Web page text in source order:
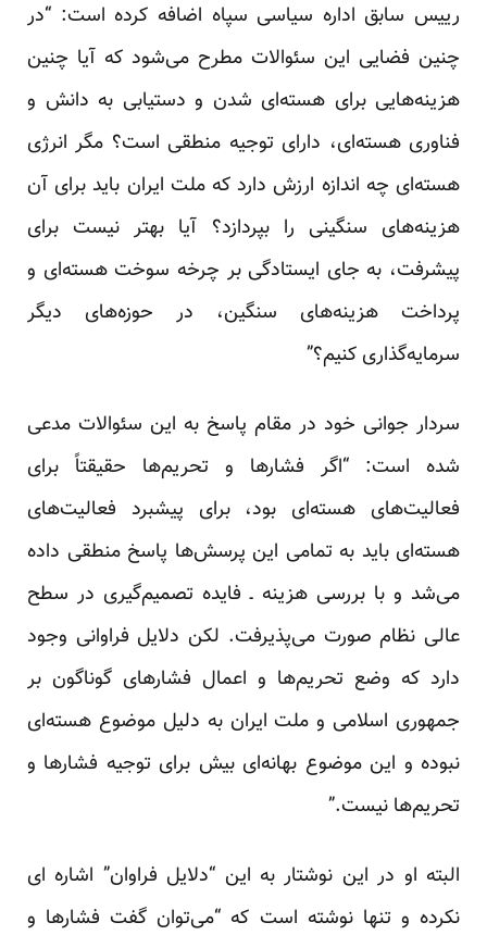
رییس سابق اداره سیاسی سپاه اضافه کرده است: “در
چنین فضایی این سئوالات مطرح می‌شود که آیا چنین
هزینه‌هایی برای هسته‌ای شدن و دستیابی به دانش و
فناوری هسته‌ای، دارای توجیه منطقی است؟ مگر انرژی
هسته‌ای چه اندازه ارزش دارد که ملت ایران باید برای آن
هزینه‌های سنگینی را بپردازد؟ آیا بهتر نیست برای
پیشرفت، به جای ایستادگی بر چرخه سوخت هسته‌ای و
پرداخت هزینه‌های سنگین، در حوزه‌های دیگر
سرمایه‌گذاری کنیم؟”
سردار جوانی خود در مقام پاسخ به این سئوالات مدعی
شده است: “اگر فشارها و تحریم‌ها حقیقتاً برای
فعالیت‌های هسته‌ای بود، برای پیشبرد فعالیت‌های
هسته‌ای باید به تمامی این پرسش‌ها پاسخ منطقی داده
می‌شد و با بررسی هزینه ـ فایده تصمیم‌گیری در سطح
عالی نظام صورت می‌پذیرفت. لکن دلایل فراوانی وجود
دارد که وضع تحریم‌ها و اعمال فشارهای گوناگون بر
جمهوری اسلامی و ملت ایران به دلیل موضوع هسته‌ای
نبوده و این موضوع بهانه‌ای بیش برای توجیه فشارها و
تحریم‌ها نیست.”
البته او در این نوشتار به این “دلایل فراوان” اشاره ای
نکرده و تنها نوشته است که “می‌توان گفت فشارها و